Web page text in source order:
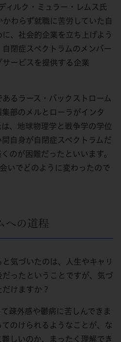
ィルク・ミュラー・レムス氏
わらず就職に苦労していた自
、社会的企業を立ち上げよう
閉症スペクトラムのメンバー
ービスを提供する企業
るラース・バックストローム
部のメルとローラがインタ
、地球物理学と戦争学の学位
自身が自閉症スペクトラムだ
のが困難だったといいます。
いでどのように変わったので
への道程
と気づいたのは、人生やキャリ
ったということですが、気づ
けますか？
疎外感や鬱病に苦しんできま
てのけられるようなことが、な
しいのか、まったく理解でき